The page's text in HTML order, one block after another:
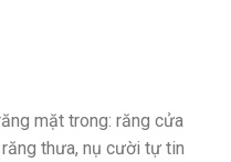
mặt trong: răng cửa
thưa, nụ cười tự tin